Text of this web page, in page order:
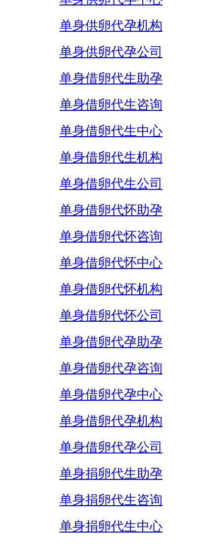
单身供卵代孕机构
单身供卵代孕公司
单身借卵代生助孕
单身借卵代生咨询
单身借卵代生中心
单身借卵代生机构
单身借卵代生公司
单身借卵代怀助孕
单身借卵代怀咨询
单身借卵代怀中心
单身借卵代怀机构
单身借卵代怀公司
单身借卵代孕助孕
单身借卵代孕咨询
单身借卵代孕中心
单身借卵代孕机构
单身借卵代孕公司
单身捐卵代生助孕
单身捐卵代生咨询
单身捐卵代生中心